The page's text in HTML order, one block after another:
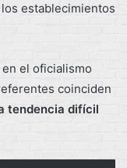
establecimientos
el oficialismo
coinciden
tendencia difícil